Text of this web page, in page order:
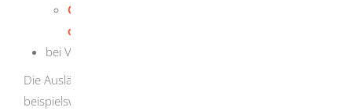
Gewerberegisterauszug
dem Handelsregister
bei Vereinen: Nachweis über das Vereinsvermögen
Die Ausländerbehörde kann weitere Nachweise wie
beispielsweise Nachweise über ausreichenden